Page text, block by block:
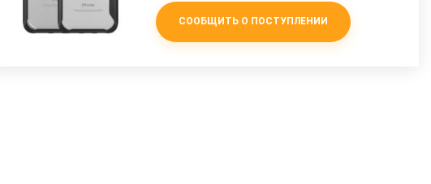
СООБЩИТЬ О ПОСТУПЛЕНИИ